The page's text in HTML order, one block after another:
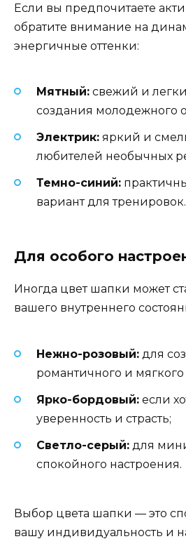
Если вы предпочитаете
обратите внимание на
энергичные оттенки:
Мятный: свежий и
создания молодежного
Электрик: яркий и
любителей необычных
Темно-синий:
вариант для тренировок.
Для особого
Иногда цвет шапки может
вашего внутреннего
Нежно-розовый: для
романтичного и мягкого
Ярко-бордовый: если
уверенность и страсть;
Светло-серый: для
спокойного настроения.
Выбор цвета шапки — это
вашу индивидуальность и